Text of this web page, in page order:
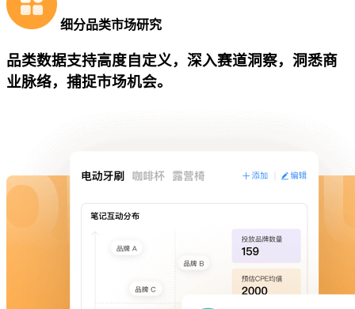
细分品类市场研究
品类数据支持高度自定义，深入赛道洞察，洞悉商
业脉络，捕捉市场机会。